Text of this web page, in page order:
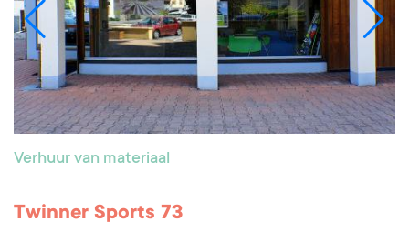
Verhuur van materiaal
Twinner Sports 73